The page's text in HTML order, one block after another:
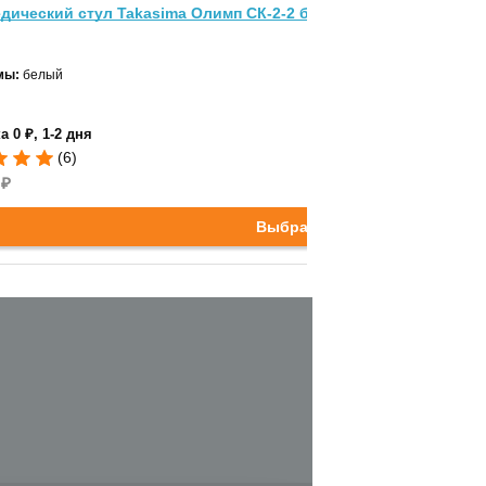
стул Takasima Олимп СК-2-2 белая рама
белый
0 ₽, 1-2 дня
(6)
₽
Выбрать